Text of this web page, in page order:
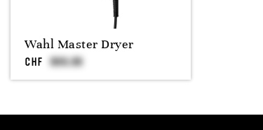
Wahl Master Dryer
CHF